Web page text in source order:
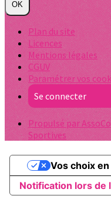
OK
Plan du site
Licences
Mentions légales
CGUV
Paramétrer vos
Se connecter
Propulsé par
Sportives
Notification lors de
Vos choix